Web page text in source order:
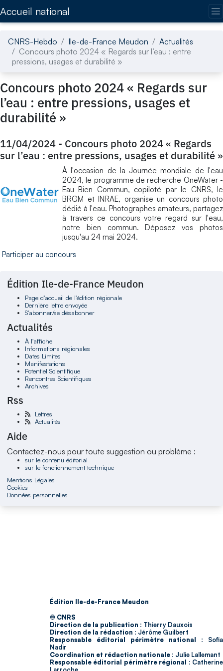
Accueil national
CNRS-Hebdo Ile-de-France Meudon
Actualités
Concours photo 2024 « Regards sur l’eau : entre
pressions, usages et durabilité »
Concours photo 2024 « Regards sur
l’eau : entre pressions, usages et
durabilité »
11/04/2024 - Concours photo 2024 « Regards
sur l’eau : entre pressions, usages et durabilité »
À l'occasion de la Journée mondiale de l'eau
2024, le programme de recherche OneWater -
Eau Bien Commun, copiloté par le CNRS, le
BRGM et INRAE, organise un concours photo
dédié à l'eau. Photographes amateurs, partagez
à travers ce concours votre regard sur l'eau,
notre bien commun. Déposez vos photos
jusqu'au 24 mai 2024.
Participer au concours
Édition Ile-de-France Meudon
Page d'accueil de l'édition régionale
Dernière lettre envoyée
S'abonner/se désabonner
Actualités
À l'affiche
Informations régionales
Dates Limites
Manifestations
Potentiel Scientifique
Rencontres Scientifiques
Archives
Rss
Lettres
Actualités
Aide
Contactez-nous pour toute suggestion ou problème :
sur le contenu éditorial
sur le fonctionnement technique
Mentions Légales
Cookies
Données personnelles
Édition Ile-de-France Meudon
© CNRS
Direction de la publication : Thierry Dauxois
Direction de la rédaction : Jérôme Guilbert
Responsable éditorial périmètre national : Sofia
Nadir
Coordination et rédaction nationale : Julie Lallemant
Responsable éditorial périmètre régional : Catherine